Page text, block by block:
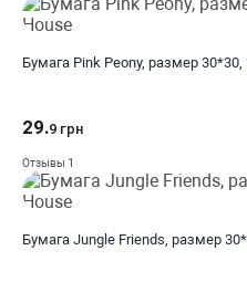
Бумага Pink Peony, размер
29.9 грн
Отзывы 1
Бумага Jungle Friends, размер